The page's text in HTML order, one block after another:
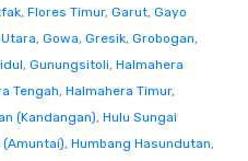
, Flores Timur, Garut, Gayo
, Gowa, Gresik, Grobogan,
, Gunungsitoli, Halmahera
Tengah, Halmahera Timur,
(Kandangan), Hulu Sungai
(Amuntai), Humbang Hasundutan,